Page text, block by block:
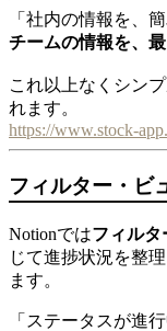
「社内の情報を、
チームの情報を、
これ以上なくシン
れます。
https://www.stock-
フィルター・ビ
Notionではフィルタ
じて進捗状況を整
ます。
「ステータスが進